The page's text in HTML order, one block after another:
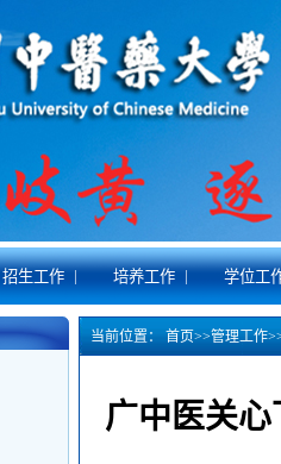
招生工作 | 培养工作 | 学位工
当前位置： 首页>>管理工作
广中医关